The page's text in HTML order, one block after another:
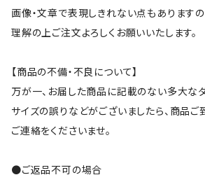
画像・文章で表現しきれない点もあります
理解の上ご注文よろしくお願いいたします。
【商品の不備・不良について】
万が一、お届した商品に記載のない多大な
サイズの誤りなどがございましたら、商品
ご連絡をくださいませ。
●ご返品不可の場合